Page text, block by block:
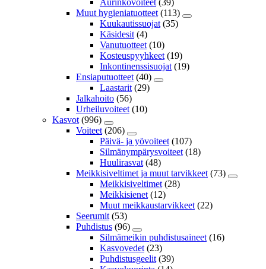
Aurinkovoiteet (39)
Muut hygieniatuotteet (113)
Kuukautissuojat (35)
Käsidesit (4)
Vanutuotteet (10)
Kosteuspyyhkeet (19)
Inkontinenssisuojat (19)
Ensiaputuotteet (40)
Laastarit (29)
Jalkahoito (56)
Urheiluvoiteet (10)
Kasvot (996)
Voiteet (206)
Päivä- ja yövoiteet (107)
Silmänympärysvoiteet (18)
Huulirasvat (48)
Meikkisiveltimet ja muut tarvikkeet (73)
Meikkisiveltimet (28)
Meikkisienet (12)
Muut meikkaustarvikkeet (22)
Seerumit (53)
Puhdistus (96)
Silmämeikin puhdistusaineet (16)
Kasvovedet (23)
Puhdistusgeelit (39)